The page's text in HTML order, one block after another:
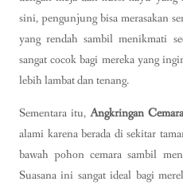
sini, pengunjung bisa merasakan
yang rendah sambil menikmati
sangat cocok bagi mereka yang
lebih lambat dan tenang.
Sementara itu, Angkringan Cemara
alami karena berada di sekitar
bawah pohon cemara sambil
Suasana ini sangat ideal bagi